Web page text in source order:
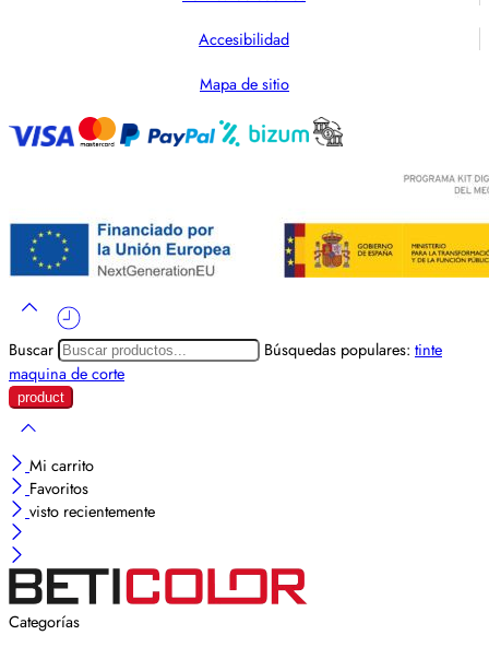
Accesibilidad
Mapa de sitio
Buscar Búsquedas populares: tinte
maquina de corte
Mi carrito
Favoritos
visto recientemente
Categorías